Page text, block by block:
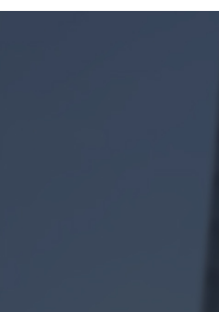
Sicherheit
schwarzes